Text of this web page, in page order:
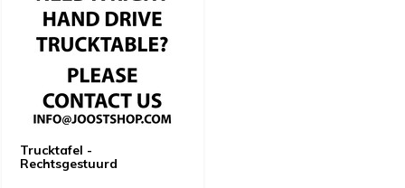
Trucktafel -
Rechtsgestuurd